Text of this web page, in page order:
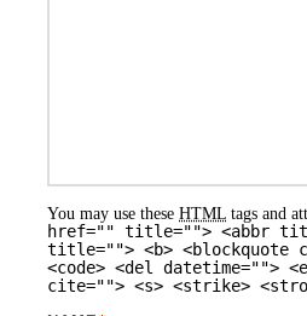
You may use these HTML tags and
href="" title=""> <abbr
title=""> <b> <blockquote
<code> <del datetime="">
cite=""> <s> <strike>